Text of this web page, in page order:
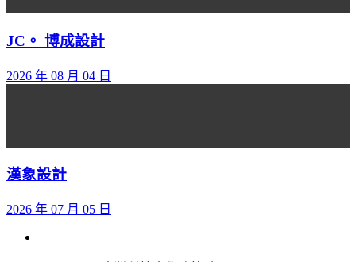
JC。 博成設計
2026 年 08 月 04 日
漢象設計
2026 年 07 月 05 日